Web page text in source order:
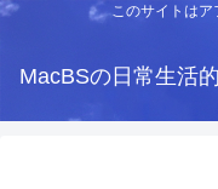
このサイトはア
MacBSの日常生活